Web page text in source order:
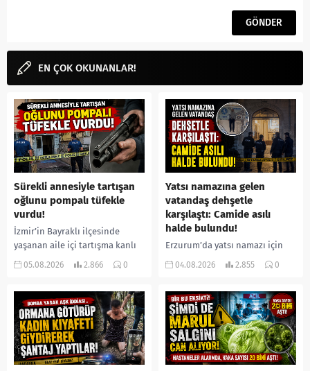
EN ÇOK OKUNANLAR!
Sürekli annesiyle tartışan
oğlunu pompalı tüfekle
vurdu!
İzmir’in Bayraklı ilçesinde
yaşanan aile içi tartışma kanlı
bitti. İddiaya göre, uzun süredir
05.08.2026 2.866 0
Yatsı namazına gelen
vatandaş dehşetle
karşılaştı: Camide asılı
halde bulundu!
Erzurum’da yatsı namazı için
camiye gelen bir vatandaş,
yerine sevk edilen...
04.08.2026 2.855 0